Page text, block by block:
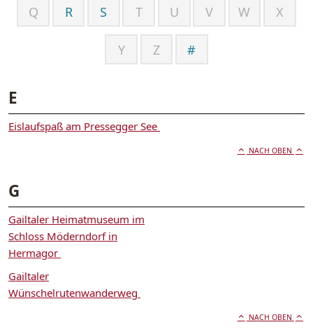
Q R S T U V W X
Y Z #
E
Eislaufspaß am Pressegger See
NACH OBEN
G
Gailtaler Heimatmuseum im
Schloss Möderndorf in
Hermagor
Gailtaler
Wünschelrutenwanderweg
NACH OBEN